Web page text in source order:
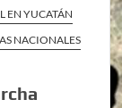
EN YUCATÁN
NACIONALES